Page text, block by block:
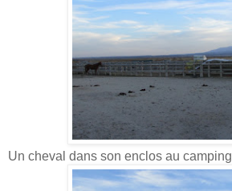
Un cheval dans son enclos au camping